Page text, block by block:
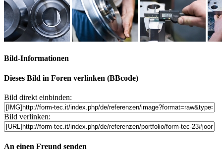
Bild-Informationen
Dieses Bild in Foren verlinken (BBcode)
Bild direkt einbinden:
Bild verlinken:
An einen Freund senden